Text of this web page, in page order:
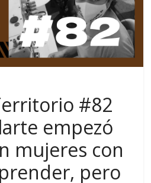
#82
empezó
mujeres con
pero